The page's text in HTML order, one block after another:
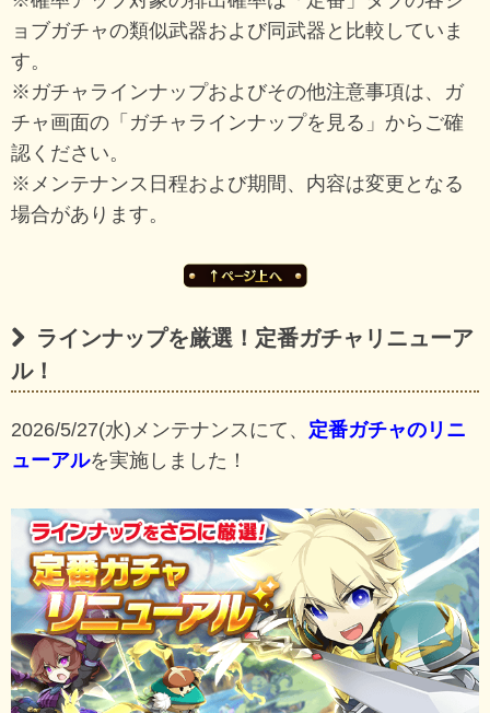
ョブガチャの類似武器および同武器と比較していま
す。
※ガチャラインナップおよびその他注意事項は、ガ
チャ画面の「ガチャラインナップを見る」からご確
認ください。
※メンテナンス日程および期間、内容は変更となる
場合があります。
ラインナップを厳選！定番ガチャリニューア
ル！
2026/5/27(水)メンテナンスにて、 定番ガチャのリニ
ューアルを実施しました！